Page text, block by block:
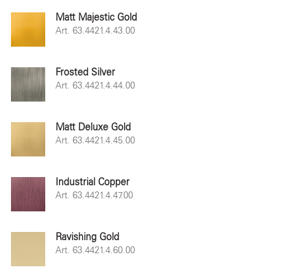
Matt Majestic Gold
Art. 63.4421.4.43.00
Frosted Silver
Art. 63.4421.4.44.00
Matt Deluxe Gold
Art. 63.4421.4.45.00
Industrial Copper
Art. 63.4421.4.47.00
Ravishing Gold
Art. 63.4421.4.60.00